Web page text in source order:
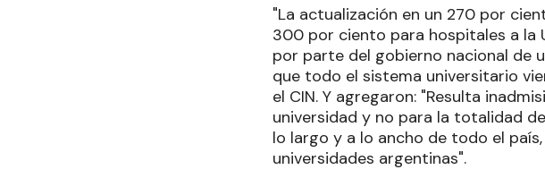
"La actualización en un 270 por
300 por ciento para hospitales a la
por parte del gobierno nacional de
que todo el sistema universitario
el CIN. Y agregaron: "Resulta
universidad y no para la totalidad
lo largo y a lo ancho de todo el
universidades argentinas".